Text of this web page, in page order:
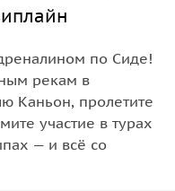
по Сиде!
рекам в
Каньон, пролетите
участие в турах
— и всё со